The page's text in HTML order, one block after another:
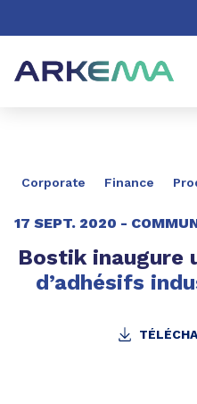
Aller à la recherche
Corporate Finance
17 SEPT. 2020 -
Bostik inaugure
d’adhésifs